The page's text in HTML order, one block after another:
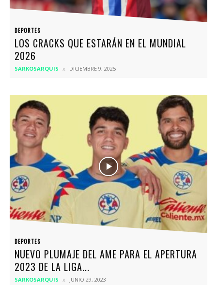
DEPORTES
LOS CRACKS QUE ESTARÁN EN EL MUNDIAL
2026
SARKOSARQUIS DICIEMBRE 9, 2025
DEPORTES
NUEVO PLUMAJE DEL AME PARA EL APERTURA
2023 DE LA LIGA...
SARKOSARQUIS JUNIO 29, 2023